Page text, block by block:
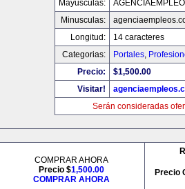
Mayusculas:
Minusculas:
Longitud:
14 caracteres
Categorias:
Portales,
Precio:
$1,500.00
Visitar!
Serán consideradas
COMPRAR AHORA
Precio $1,500.00
COMPRAR AHORA
Precio